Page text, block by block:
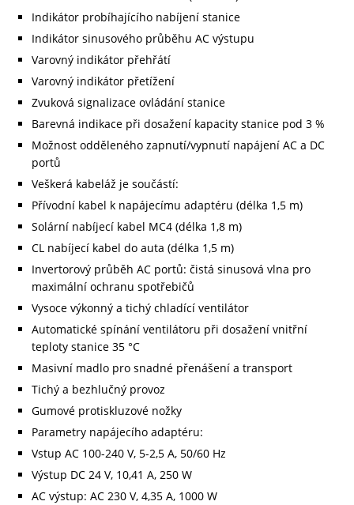
Indikátor probíhajícího nabíjení stanice
Indikátor sinusového průběhu AC výstupu
Varovný indikátor přehřátí
Varovný indikátor přetížení
Zvuková signalizace ovládání stanice
Barevná indikace při dosažení kapacity stanice pod 3 %
Možnost odděleného zapnutí/vypnutí napájení AC a DC
portů
Veškerá kabeláž je součástí:
Přívodní kabel k napájecímu adaptéru (délka 1,5 m)
Solární nabíjecí kabel MC4 (délka 1,8 m)
CL nabíjecí kabel do auta (délka 1,5 m)
Invertorový průběh AC portů: čistá sinusová vlna pro
maximální ochranu spotřebičů
Vysoce výkonný a tichý chladící ventilátor
Automatické spínání ventilátoru při dosažení vnitřní
teploty stanice 35 °C
Masivní madlo pro snadné přenášení a transport
Tichý a bezhlučný provoz
Gumové protiskluzové nožky
Parametry napájecího adaptéru:
Vstup AC 100-240 V, 5-2,5 A, 50/60 Hz
Výstup DC 24 V, 10,41 A, 250 W
AC výstup: AC 230 V, 4,35 A, 1000 W